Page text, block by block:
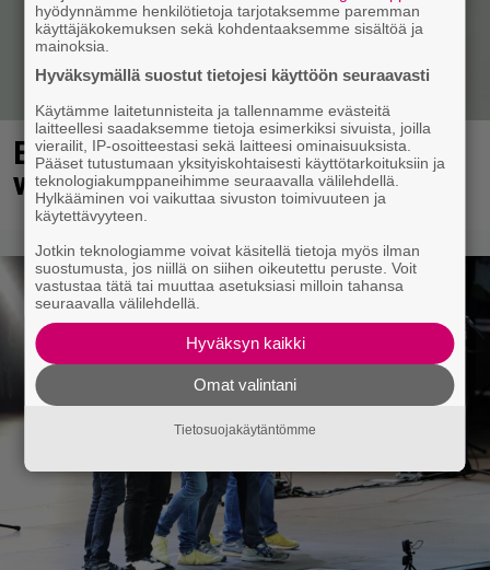
Elämäni biisin Katja Ståhlin roisi
vitsi suututti somen välittömästi
hyödynnämme henkilötietoja tarjotaksemme paremman
käyttäjäkokemuksen sekä kohdentaaksemme sisältöä ja
mainoksia.
Hyväksymällä suostut tietojesi käyttöön seuraavasti
Käytämme laitetunnisteita ja tallennamme evästeitä
laitteellesi saadaksemme tietoja esimerkiksi sivuista, joilla
vierailit, IP-osoitteestasi sekä laitteesi ominaisuuksista.
Pääset tutustumaan yksityiskohtaisesti käyttötarkoituksiin ja
teknologiakumppaneihimme seuraavalla välilehdellä.
Hylkääminen voi vaikuttaa sivuston toimivuuteen ja
käytettävyyteen.
Jotkin teknologiamme voivat käsitellä tietoja myös ilman
suostumusta, jos niillä on siihen oikeutettu peruste. Voit
vastustaa tätä tai muuttaa asetuksiasi milloin tahansa
seuraavalla välilehdellä.
Hyväksyn kaikki
Omat valintani
Tietosuojakäytäntömme